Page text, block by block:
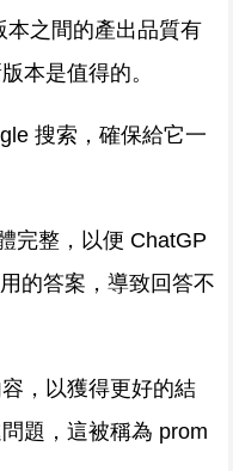
本之間的產出品質有
本是值得的。
搜索，確保給它一
完整，以便 ChatGP
的答案，導致回答不
，以獲得更好的結
題，這被稱為 prom